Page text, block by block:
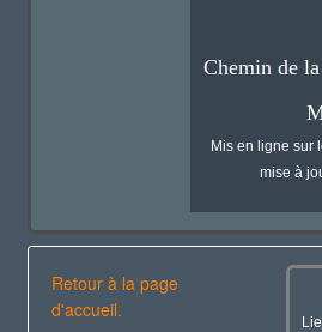
Chemin de
Mis en ligne sur
mise à
Retour à la page
d'accueil.